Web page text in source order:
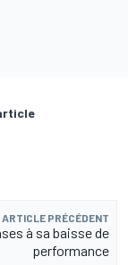
ARTICLE PRÉCÉDENT
à sa baisse de
performance